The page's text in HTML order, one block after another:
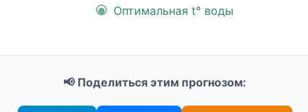
Оптимальная t° воды
📢 Поделиться этим прогнозом: